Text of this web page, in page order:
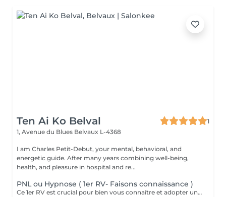
Ten Ai Ko Belval
1
1, Avenue du Blues Belvaux L-4368
I am Charles Petit-Debut, your mental, behavioral, and
energetic guide. After many years combining well-being,
health, and pleasure in hospital and re...
PNL ou Hypnose ( 1er RV- Faisons connaissance )
Ce 1er RV est crucial pour bien vous connaître et adopter une approche personnalisée et efficace lors des prochaines séances.